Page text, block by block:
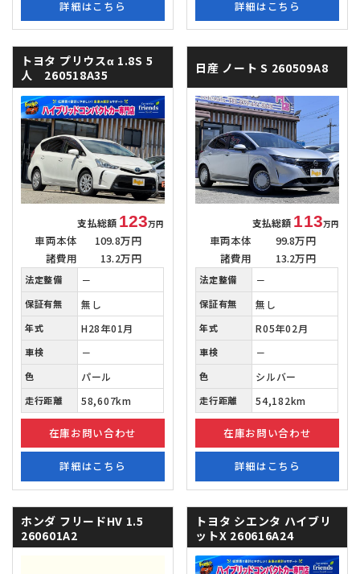
詳細はこちら 詳細はこちら
トヨタ プリウスα 1.8S 5
人 260518A35
支払総額 123万円
車両本体
109.8万円
諸費用
13.2万円
法定整備 －
保証有無 無し
年式 H28年01月
車検 －
色 パール
走行距離 58,607km
在庫お問い合わせ
詳細はこちら
日産 ノートS 260509A8
支払総額 113万円
車両本体
99.8万円
諸費用
13.2万円
法定整備 －
保証有無 無し
年式 R05年02月
車検 －
色 シルバー
走行距離 54,182km
在庫お問い合わせ
詳細はこちら
ホンダ フリードHV 1.5
260601A2
トヨタ シエンタ ハイブリ
ットX 260616A24